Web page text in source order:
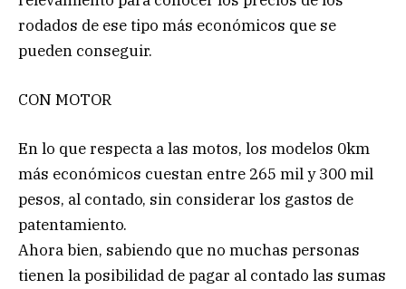
rodados de ese tipo más económicos que se
pueden conseguir.
CON MOTOR
En lo que respecta a las motos, los modelos 0km
más económicos cuestan entre 265 mil y 300 mil
pesos, al contado, sin considerar los gastos de
patentamiento.
Ahora bien, sabiendo que no muchas personas
tienen la posibilidad de pagar al contado las sumas